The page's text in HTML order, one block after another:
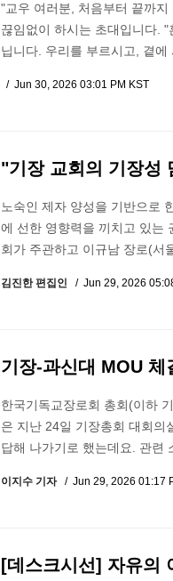
"교우 여러분, 처음부터 끝까
끊임없이 하시는 초대입니다.
닙니다. 우리를 부르시고, 곁
Jun 30, 2026 03:01 PM KST
"기장 교회의 기장성
노숙인 제자 양성을 기반으로
에 선한 영향력을 끼치고 있는
회가 주관하고 이규남 장로(서
김진한 편집인 Jun 29, 2026
기장-과신대 MOU 체
한국기독교장로회 총회(이하
은 지난 24일 기장총회 대회의
답해 나가기로 했는데요. 관련
이지수 기자 Jun 29, 2026 01:17
[데스크시선] 자유의